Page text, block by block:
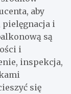
aby
pielęgnacja i
są
i
inspekcja,
się